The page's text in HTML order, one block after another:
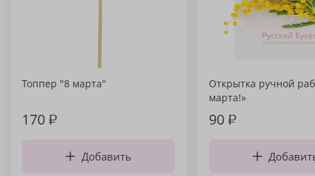
Топпер "8 марта"
170₽
Добавить
Открытка ручной
марта!»
90₽